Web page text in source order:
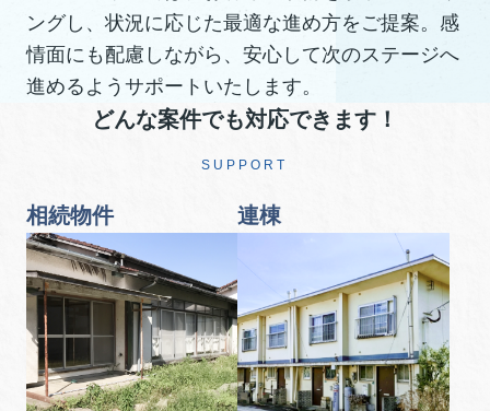
ングし、状況に応じた最適な進め方をご提案。感
情面にも配慮しながら、安心して次のステージへ
進めるようサポートいたします。
どんな案件でも対応できます！
SUPPORT
相続物件 連棟